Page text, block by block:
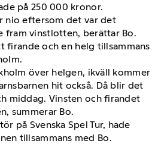
på 250 000 kronor.
nio eftersom det var det
fram vinstlotten, berättar Bo.
firande och en helg tillsammans
över helgen, ikväll kommer
hit också. Då blir det
middag. Vinsten och firandet
summerar Bo.
på Svenska Spel Tur, hade
tillsammans med Bo.